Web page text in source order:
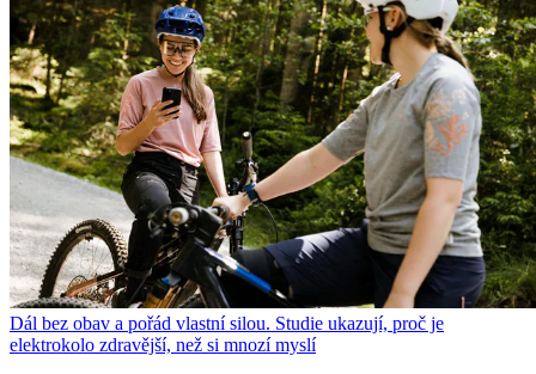
Dál bez obav a pořád vlastní silou. Studie ukazují, proč je
elektrokolo zdravější, než si mnozí myslí